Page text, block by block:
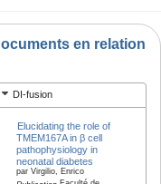
en relation
DI-fusion
Elucidating the role of
TMEM167A in β cell
pathophysiology in
neonatal diabetes
par Virgilio, Enrico